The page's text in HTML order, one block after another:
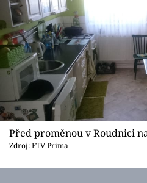
Před proměnou v Roudnici
Zdroj: FTV Prima